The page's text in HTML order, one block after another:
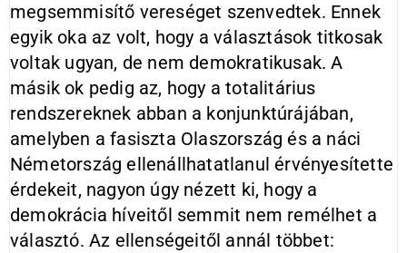
megsemmisítő vereséget szenvedtek. Ennek
egyik oka az volt, hogy a választások titkosak
voltak ugyan, de nem demokratikusak. A
másik ok pedig az, hogy a totalitárius
rendszereknek abban a konjunktúrájában,
amelyben a fasiszta Olaszország és a náci
Németország ellenállhatatlanul érvényesítette
érdekeit, nagyon úgy nézett ki, hogy a
demokrácia híveitől semmit nem remélhet a
választó. Az ellenségeitől annál többet: